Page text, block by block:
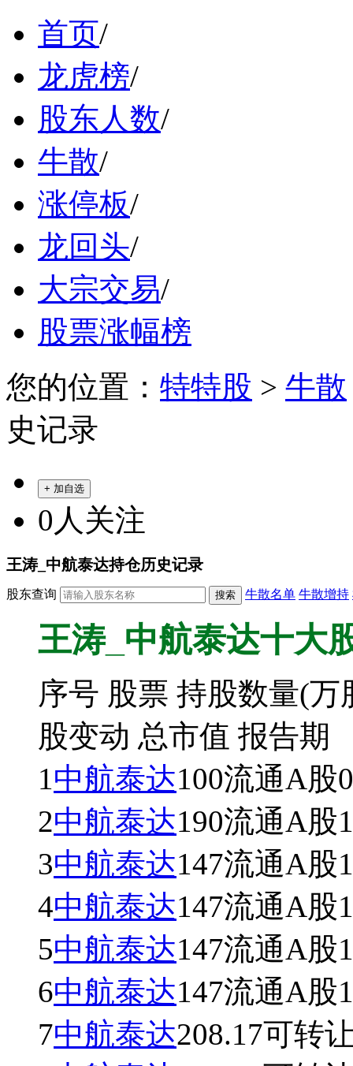
首页/
龙虎榜/
股东人数/
牛散/
涨停板/
龙回头/
大宗交易/
股票涨幅榜
您的位置： 特特股 > 牛散
史记录
+ 加自选
0 人关注
王涛_中航泰达持仓历史记录
股东查询 牛散名单 牛散增持
王涛_中航泰达十大
序号 股票 持股数量(
股变动 总市值 报告期
1中航泰达100流通A股
2中航泰达190流通A股
3中航泰达147流通A股
4中航泰达147流通A股
5中航泰达147流通A股
6中航泰达147流通A股
7中航泰达208.17可转